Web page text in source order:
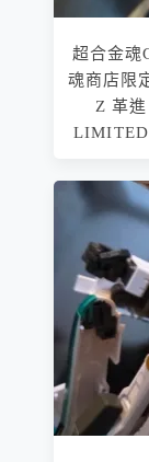
超合金魂
魂商店限
Z 革